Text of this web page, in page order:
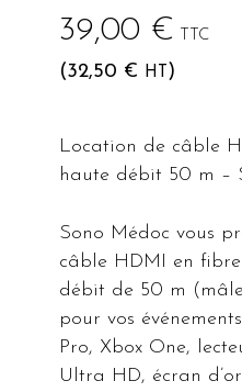
39,00 € TTC
(32,50 € HT )
Location de câble
haute débit 50 m –
Sono Médoc vous
câble HDMI en
débit de 50 m
pour vos
Pro, Xbox One,
Ultra HD, écran